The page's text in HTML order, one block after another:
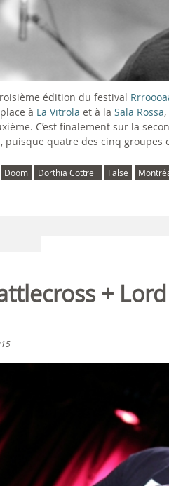
édition du festival
à La Vitrola et à la Sala Rossa,
C’est finalement sur la
quatre des cinq groupes
Doom Dorthia Cottrell False
+